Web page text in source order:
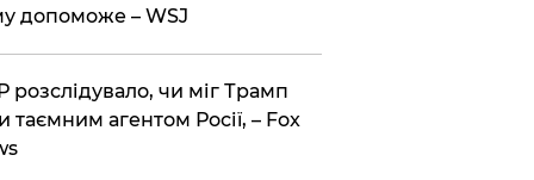
допоможе – WSJ
розслідувало, чи міг Трамп
таємним агентом Росії, – Fox